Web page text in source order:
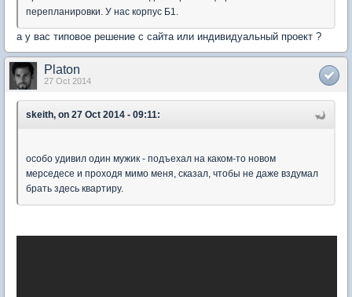
перепланировки. У нас корпус Б1.
а у вас типовое решение с сайта или индивидуальный проект ?
Platon
27 Oct 2014
skeith, on 27 Oct 2014 - 09:11:
особо удивил один мужик - подъехал на каком-то новом
мерседесе и проходя мимо меня, сказал, чтобы не даже вздумал
брать здесь квартиру.